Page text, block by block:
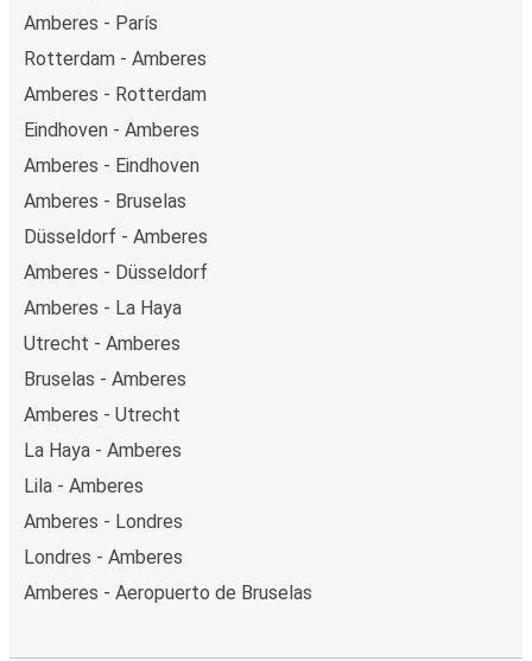
Amberes - París
Rotterdam - Amberes
Amberes - Rotterdam
Eindhoven - Amberes
Amberes - Eindhoven
Amberes - Bruselas
Düsseldorf - Amberes
Amberes - Düsseldorf
Amberes - La Haya
Utrecht - Amberes
Bruselas - Amberes
Amberes - Utrecht
La Haya - Amberes
Lila - Amberes
Amberes - Londres
Londres - Amberes
Amberes - Aeropuerto de Bruselas